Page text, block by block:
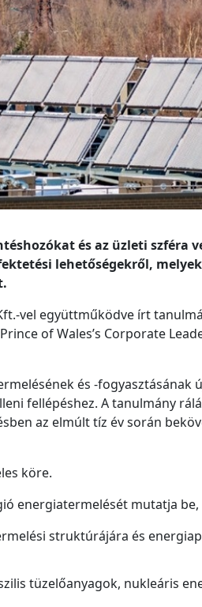
és az üzleti szféra
lehetőségekről,
vel együttműködve írt
of Wales’s Corporate
és -fogyasztásának
fellépéshez. A tanulmány
az elmúlt tíz év során
köre.
energiatermelését mutatja be,
struktúrájára és
tüzelőanyagok, nukleáris